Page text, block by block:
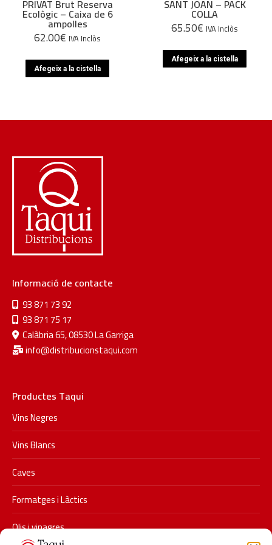
PRIVAT Brut Reserva
Ecològic – Caixa de 6
ampolles
62.00€ IVA Inclòs
Afegeix a la cistella
SANT JOAN – PACK
COLLA
65.50€ IVA Inclòs
Afegeix a la cistella
Informació de contacte
93 871 73 92
93 871 75 17
Calàbria 65, 08530 La Garriga
info@distribucionstaqui.com
Productes Taqui
Vins Negres
Vins Blancs
Caves
Formatges i Làctics
Olis i vinagres